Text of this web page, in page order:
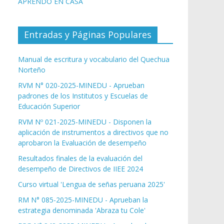
Entradas y Páginas Populares
Manual de escritura y vocabulario del Quechua
Norteño
RVM N° 020-2025-MINEDU - Aprueban
padrones de los Institutos y Escuelas de
Educación Superior
RVM Nº 021-2025-MINEDU - Disponen la
aplicación de instrumentos a directivos que no
aprobaron la Evaluación de desempeño
Resultados finales de la evaluación del
desempeño de Directivos de IIEE 2024
Curso virtual 'Lengua de señas peruana 2025'
RM N° 085-2025-MINEDU - Aprueban la
estrategia denominada 'Abraza tu Cole'